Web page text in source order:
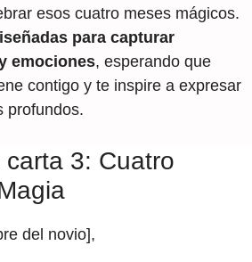
esos cuatro meses mágicos.
para capturar
emociones, esperando que
contigo y te inspire a expresar
profundos.
3: Cuatro
del novio],